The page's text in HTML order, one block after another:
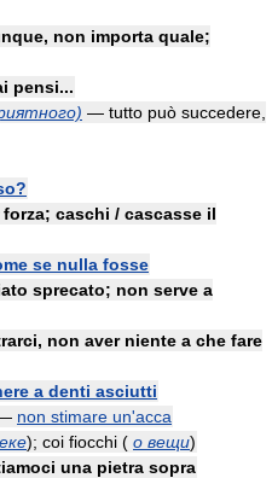
non importa quale;
pensi...
— tutto può succedere,
caschi / cascasse il
se nulla fosse
sprecato; non serve a
non aver niente a che fare
a denti asciutti
non stimare un'acca
); coi fiocchi ( о вещи)
una pietra sopra